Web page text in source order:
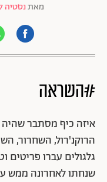
מאתנסטיה
#השראה
איזה כיף מסתבר שהיה
הרוקנ'רול, השחרור,
גלגולים עברו פריטים
שנחתו לאחרונה ממש